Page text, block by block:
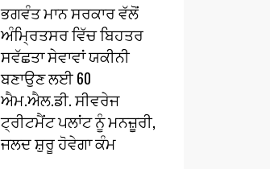
ਭਗਵੰਤ ਮਾਨ ਸਰਕਾਰ ਵੱਲੋਂ
ਅੰਮ੍ਰਿਤਸਰ ਵਿੱਚ ਬਿਹਤਰ
ਸਵੱਛਤਾ ਸੇਵਾਵਾਂ ਯਕੀਨੀ
ਬਣਾਉਣ ਲਈ 60
ਐਮ.ਐਲ.ਡੀ. ਸੀਵਰੇਜ
ਟ੍ਰੀਟਮੈਂਟ ਪਲਾਂਟ ਨੂੰ ਮਨਜ਼ੂਰੀ,
ਜਲਦ ਸ਼ੁਰੂ ਹੋਵੇਗਾ ਕੰਮ